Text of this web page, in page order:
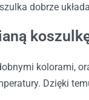
dobrze
kolorami,
Dzięki